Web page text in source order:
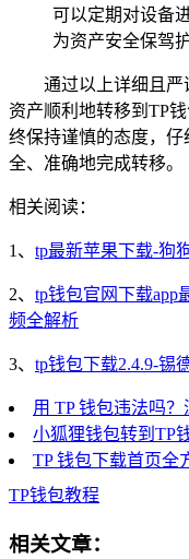
可以定期对设备
为资产安全保驾护
通过以上详细且
资产顺利地转移到TP
终保持谨慎的态度，
全、准确地完成转移。
相关阅读：
1、 tp最新苹果下载-狗
2、 tp钱包官网下载app
频全解析
3、 tp钱包下载2.4.9-锡
用 TP 钱包违法吗
小狐狸钱包转到TP
TP 钱包下载首页全
TP钱包教程
相关文章：